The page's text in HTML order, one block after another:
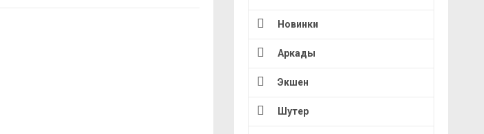
Новинки
Аркады
Экшен
Шутер